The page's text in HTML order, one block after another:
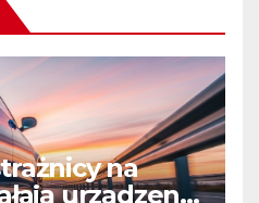
na
urządzenia